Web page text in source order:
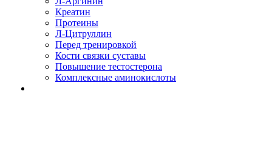
Креатин
Протеины
Л-Цитруллин
Перед тренировкой
Кости связки суставы
Повышение тестостерона
Комплексные аминокислоты